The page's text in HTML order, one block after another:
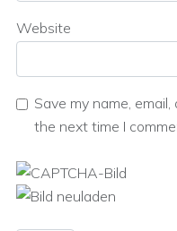
Website
Save my name,
the next time I